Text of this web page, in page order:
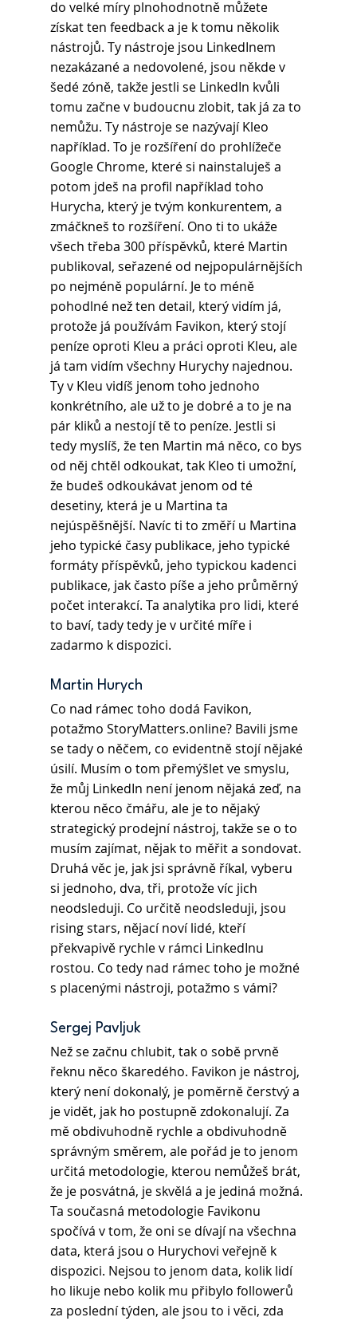
do velké míry plnohodnotně můžete
získat ten feedback a je k tomu několik
nástrojů. Ty nástroje jsou LinkedInem
nezakázané a nedovolené, jsou někde v
šedé zóně, takže jestli se LinkedIn kvůli
tomu začne v budoucnu zlobit, tak já za to
nemůžu. Ty nástroje se nazývají Kleo
například. To je rozšíření do prohlížeče
Google Chrome, které si nainstaluješ a
potom jdeš na profil například toho
Hurycha, který je tvým konkurentem, a
zmáčkneš to rozšíření. Ono ti to ukáže
všech třeba 300 příspěvků, které Martin
publikoval, seřazené od nejpopulárnějších
po nejméně populární. Je to méně
pohodlné než ten detail, který vidím já,
protože já používám Favikon, který stojí
peníze oproti Kleu a práci oproti Kleu, ale
já tam vidím všechny Hurychy najednou.
Ty v Kleu vidíš jenom toho jednoho
konkrétního, ale už to je dobré a to je na
pár kliků a nestojí tě to peníze. Jestli si
tedy myslíš, že ten Martin má něco, co bys
od něj chtěl odkoukat, tak Kleo ti umožní,
že budeš odkoukávat jenom od té
desetiny, která je u Martina ta
nejúspěšnější. Navíc ti to změří u Martina
jeho typické časy publikace, jeho typické
formáty příspěvků, jeho typickou kadenci
publikace, jak často píše a jeho průměrný
počet interakcí. Ta analytika pro lidi, které
to baví, tady tedy je v určité míře i
zadarmo k dispozici.
Martin Hurych
Co nad rámec toho dodá Favikon,
potažmo StoryMatters.online? Bavili jsme
se tady o něčem, co evidentně stojí nějaké
úsilí. Musím o tom přemýšlet ve smyslu,
že můj LinkedIn není jenom nějaká zeď, na
kterou něco čmářu, ale je to nějaký
strategický prodejní nástroj, takže se o to
musím zajímat, nějak to měřit a sondovat.
Druhá věc je, jak jsi správně říkal, vyberu
si jednoho, dva, tři, protože víc jich
neodsleduji. Co určitě neodsleduji, jsou
rising stars, nějací noví lidé, kteří
překvapivě rychle v rámci LinkedInu
rostou. Co tedy nad rámec toho je možné
s placenými nástroji, potažmo s vámi?
Sergej Pavljuk
Než se začnu chlubit, tak o sobě prvně
řeknu něco škaredého. Favikon je nástroj,
který není dokonalý, je poměrně čerstvý a
je vidět, jak ho postupně zdokonalují. Za
mě obdivuhodně rychle a obdivuhodně
správným směrem, ale pořád je to jenom
určitá metodologie, kterou nemůžeš brát,
že je posvátná, je skvělá a je jediná možná.
Ta současná metodologie Favikonu
spočívá v tom, že oni se dívají na všechna
data, která jsou o Hurychovi veřejně k
dispozici. Nejsou to jenom data, kolik lidí
ho likuje nebo kolik mu přibylo followerů
za poslední týden, ale jsou to i věci, zda